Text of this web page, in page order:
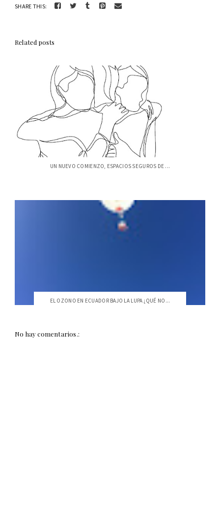
SHARE THIS:
Related posts
UN NUEVO COMIENZO, ESPACIOS SEGUROS DE ...
EL OZONO EN ECUADOR BAJO LA LUPA ¿QUÉ NO...
No hay comentarios.: